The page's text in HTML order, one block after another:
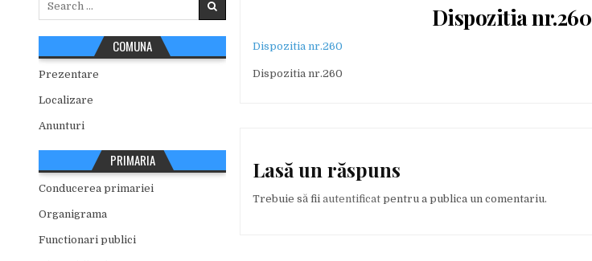
Dispozitia nr.260
Dispozitia nr.260
Dispozitia nr.260
Lasă un răspuns
Trebuie să fiiautentificat pentru a publica un comentariu.
COMUNA
Prezentare
Localizare
Anunturi
PRIMARIA
Conducerea primariei
Organigrama
Functionari publici